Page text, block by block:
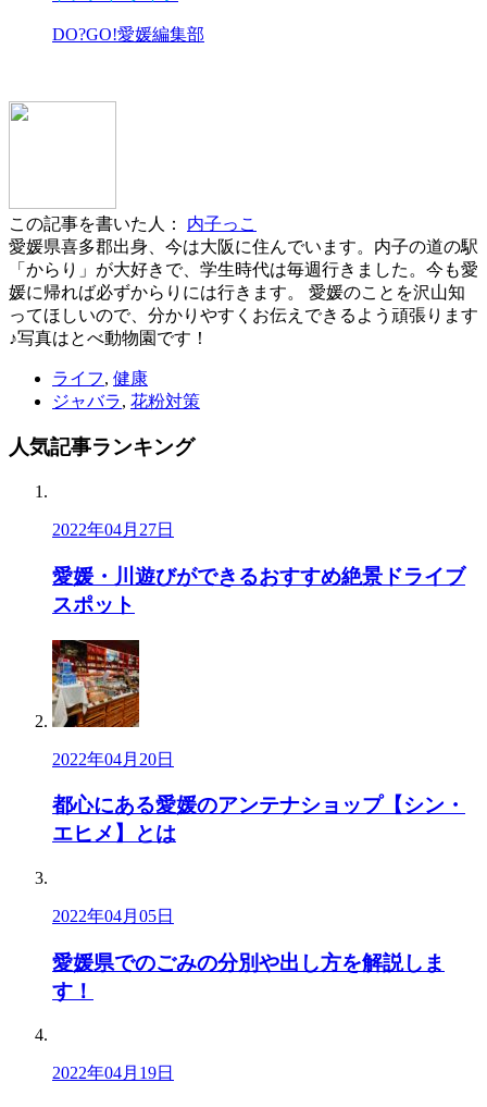
DO?GO!愛媛編集部
この記事を書いた人：
内子っこ
愛媛県喜多郡出身、今は大阪に住んでいます。内子の道の駅
「からり」が大好きで、学生時代は毎週行きました。今も愛
媛に帰れば必ずからりには行きます。 愛媛のことを沢山知
ってほしいので、分かりやすくお伝えできるよう頑張ります
♪写真はとべ動物園です！
ライフ, 健康
ジャバラ, 花粉対策
人気記事ランキング
2022年04月27日
愛媛・川遊びができるおすすめ絶景ドライブ
スポット
2022年04月20日
都心にある愛媛のアンテナショップ【シン・
エヒメ】とは
2022年04月05日
愛媛県でのごみの分別や出し方を解説しま
す！
2022年04月19日